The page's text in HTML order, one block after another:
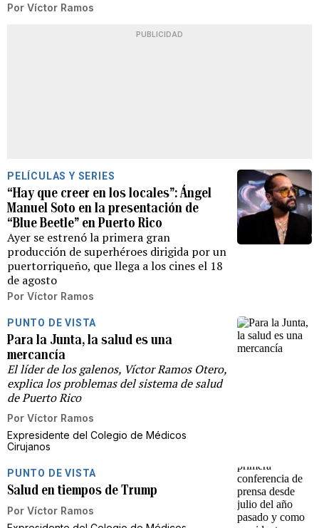
Por Víctor Ramos
PUBLICIDAD
PELÍCULAS Y SERIES
“Hay que creer en los locales”: Ángel
Manuel Soto en la presentación de
“Blue Beetle” en Puerto Rico
Ayer se estrenó la primera gran
producción de superhéroes dirigida por un
puertorriqueño, que llega a los cines el 18
de agosto
Por Víctor Ramos
PUNTO DE VISTA
Para la Junta, la salud es una
mercancía
El líder de los galenos, Víctor Ramos Otero,
explica los problemas del sistema de salud
de Puerto Rico
Por Víctor Ramos
Expresidente del Colegio de Médicos
Cirujanos
PUNTO DE VISTA
Salud en tiempos de Trump
Por Víctor Ramos